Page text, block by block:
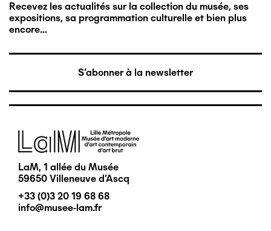
Recevez les actualités sur la collection du musée, ses
expositions, sa programmation culturelle et bien plus
encore…
S'abonner à la newsletter
Image
LaM, 1 allée du Musée
59650 Villeneuve d'Ascq
+33 (0)3 20 19 68 68
info@musee-lam.fr